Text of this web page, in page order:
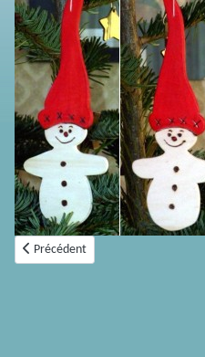
Article précédent : Lutin crochet
Précédent